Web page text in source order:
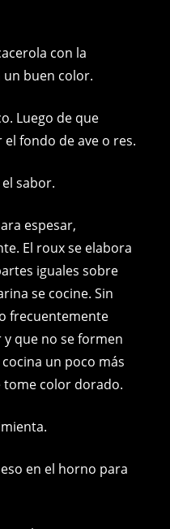
con la
buen color.
Luego de que
fondo de ave o res.
sabor.
espesar,
El roux se elabora
iguales sobre
se cocine. Sin
frecuentemente
que no se formen
un poco más
tome color dorado.
en el horno para